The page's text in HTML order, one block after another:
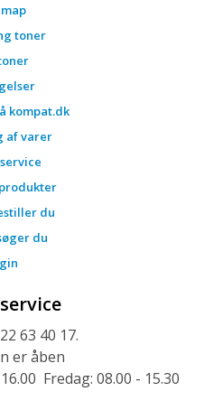
toner
kompat.dk
af varer
du
du
63 40 17.
er åben
Fredag: 08.00 - 15.30